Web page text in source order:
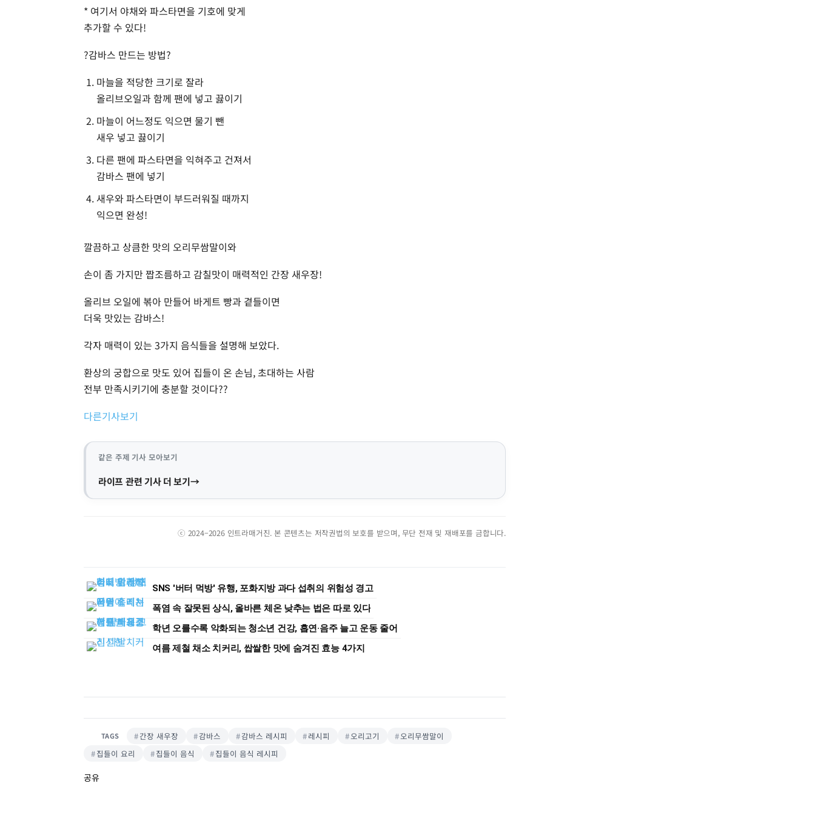
* 여기서 야채와 파스타면을 기호에 맞게
추가할 수 있다!
?감바스 만드는 방법?
마늘을 적당한 크기로 잘라
올리브오일과 함께 팬에 넣고 끓이기
마늘이 어느정도 익으면 물기 뺀
새우 넣고 끓이기
다른 팬에 파스타면을 익혀주고 건져서
감바스 팬에 넣기
새우와 파스타면이 부드러워질 때까지
익으면 완성!
깔끔하고 상큼한 맛의 오리무쌈말이와
손이 좀 가지만 짭조름하고 감칠맛이 매력적인 간장 새우장!
올리브 오일에 볶아 만들어 바게트 빵과 곁들이면
더욱 맛있는 감바스!
각자 매력이 있는 3가지 음식들을 설명해 보았다.
환상의 궁합으로 맛도 있어 집들이 온 손님, 초대하는 사람
전부 만족시키기에 충분할 것이다??
다른기사보기
같은 주제 기사 모아보기
라이프 관련 기사 더 보기
ⓒ 2024–2026 인트라매거진. 본 콘텐츠는 저작권법의 보호를 받으며, 무단 전재 및 재배포를 금합니다.
SNS '버터 먹방' 유행, 포화지방 과다 섭취의 위험성 경고
폭염 속 잘못된 상식, 올바른 체온 낮추는 법은 따로 있다
학년 오를수록 악화되는 청소년 건강, 흡연·음주 늘고 운동 줄어
여름 제철 채소 치커리, 쌉쌀한 맛에 숨겨진 효능 4가지
TAGS 간장 새우장 감바스 감바스 레시피 레시피 오리고기
오리무쌈말이
집들이 요리
집들이 음식 집들이 음식 레시피
공유